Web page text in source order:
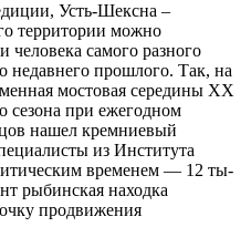
Усть-Шексна –
территории можно
человека самого разного
недавнего прошлого. Так, на
мостовая середины XX
сезона при ежегодном
нашел кремниевый
из Института
временем — 12 ты-
рыбинская находка
продвижения